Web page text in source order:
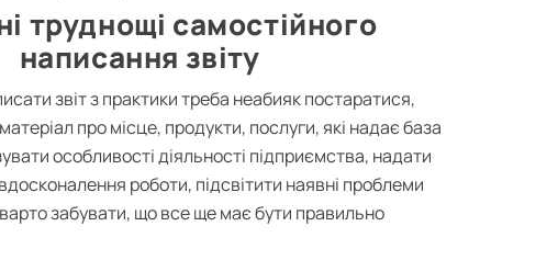
труднощі самостійного
написання звіту
звіт з практики треба неабияк постаратися,
про місце, продукти, послуги, які надає база
особливості діяльності підприємства, надати
роботи, підсвітити наявні проблеми
забувати, що все ще має бути правильно